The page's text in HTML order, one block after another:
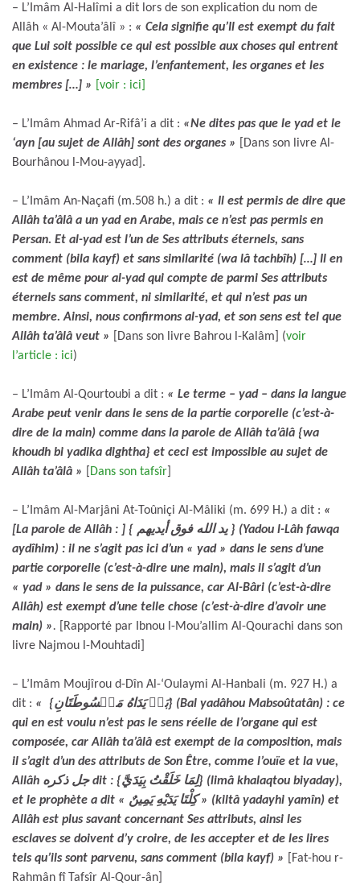
– L’Imâm Al-Halîmi a dit lors de son explication du nom de
Allâh « Al-Mouta’âlî » : « Cela signifie qu’Il est exempt du fait
que Lui soit possible ce qui est possible aux choses qui entrent
en existence : le mariage, l’enfantement, les organes et les
membres […] » [voir : ici]
– L’Imâm Ahmad Ar-Rifâ’i a dit : «Ne dites pas que le yad et le
‘ayn [au sujet de Allâh] sont des organes »
[Dans son livre Al-
Bourhânou l-Mou-ayyad].
– L’Imâm An-Naçafi (m.508 h.) a dit : « Il est permis de dire que
Allâh ta’âlâ a un yad en Arabe, mais ce n’est pas permis en
Persan. Et al-yad est l’un de Ses attributs éternels, sans
comment (bila kayf) et sans similarité (wa lâ tachbîh) […] Il en
est de même pour al-yad qui compte de parmi Ses attributs
éternels sans comment, ni similarité, et qui n’est pas un
membre. Ainsi, nous confirmons al-yad, et son sens est tel que
Allâh ta’âlâ veut » [Dans son livre Bahrou l-Kalâm] (voir
l’article : ici)
– L’Imâm Al-Qourtoubi a dit : « Le terme – yad – dans la langue
Arabe peut venir dans le sens de la partie corporelle (c’est-à-
dire de la main) comme dans la parole de Allâh ta’âlâ {wa
khoudh bi yadika dightha} et ceci est impossible au sujet de
Allâh ta’âlâ »
Dans son tafsîr
– L’Imâm Al-Marjâni At-Toûniçi Al-Mâliki (m. 699 H.) a dit : «
[La parole de Allâh : ] { يد الله فوق أيديهم } (Yadou l-Lâh fawqa
aydîhim) : il ne s’agit pas ici d’un « yad » dans le sens d’une
partie corporelle (c’est-à-dire une main), mais il s’agit d’un
« yad » dans le sens de la puissance, car Al-Bâri (c’est-à-dire
Allâh) est exempt d’une telle chose (c’est-à-dire d’avoir une
main) ». [Rapporté par Ibnou l-Mou’allim Al-Qourachi dans son
livre Najmou l-Mouhtadi]
– L’Imâm Moujîrou d-Dîn Al-‘Oulaymi Al-Hanbali (m. 927 H.) a
dit : « {بَلۡ يَدَاهُ مَبۡسُوطَتَانِ} (Bal yadâhou Mabsoûtatân) : ce
qui en est voulu n’est pas le sens réelle de l’organe qui est
composée, car Allâh ta’âlâ est exempt de la composition, mais
il s’agit d’un des attributs de Son Être, comme l’ouïe et la vue,
Allâh جل ذكره dit : {لِمَا خَلَقْتُ بِيَدَيَّ} (limâ khalaqtou biyaday),
et le prophète a dit « كِلْتَا يَدَيْهِ يَمِينٌ » (kiltâ yadayhi yamîn) et
Allâh est plus savant concernant Ses attributs, ainsi les
esclaves se doivent d’y croire, de les accepter et de les lires
tels qu’ils sont parvenu, sans comment (bila kayf) »
[Fat-hou r-
Rahmân fî Tafsîr Al-Qour-ân]